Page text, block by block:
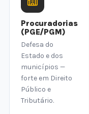
Procuradorias
(PGE/PGM)
Defesa do
Estado e dos
municípios —
forte em Direito
Público e
Tributário.